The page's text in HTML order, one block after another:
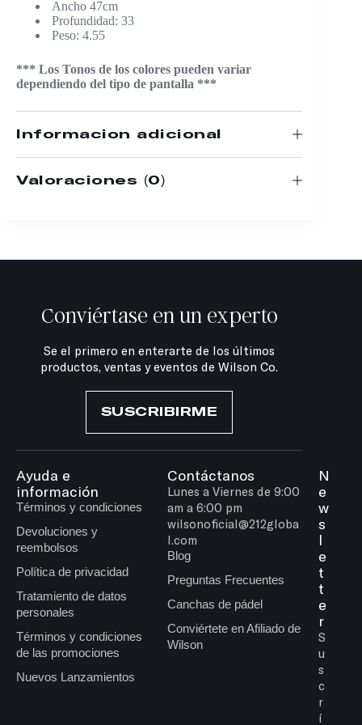
Ancho 47cm
Profundidad: 33
Peso: 4.55
*** Los Tonos de los colores pueden variar
dependiendo del tipo de pantalla ***
Información adicional
Valoraciones (0)
Conviértase en un experto
Se el primero en enterarte de los últimos
productos, ventas y eventos de Wilson Co.
SUSCRIBIRME
Ayuda e
información
Términos y condiciones
Devoluciones y
reembolsos
Política de privacidad
Tratamiento de datos
personales
Términos y condiciones
de las promociones
Nuevos Lanzamientos
Contáctanos
Lunes a Viernes de 9:00
am a 6:00 pm
wilsonoficial@212globa
l.com
Blog
Preguntas Frecuentes
Canchas de pádel
Conviértete en Afiliado de
Wilson
N
e
w
s
l
e
t
t
e
r
S
u
s
c
r
í